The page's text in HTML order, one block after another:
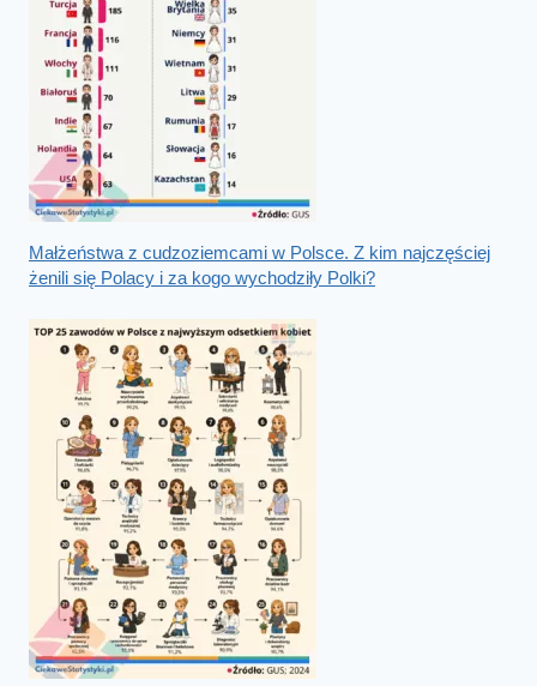
Małżeństwa z cudzoziemcami w Polsce. Z kim najczęściej
żenili się Polacy i za kogo wychodziły Polki?